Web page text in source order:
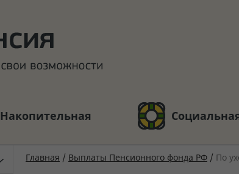
Накопительная
Главная / Выплаты Пенсионного фонда РФ / По